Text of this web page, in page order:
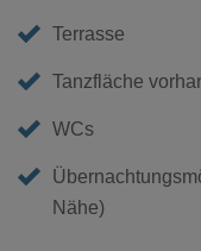
Terrasse
Tanzfläche
WCs
Nähe)